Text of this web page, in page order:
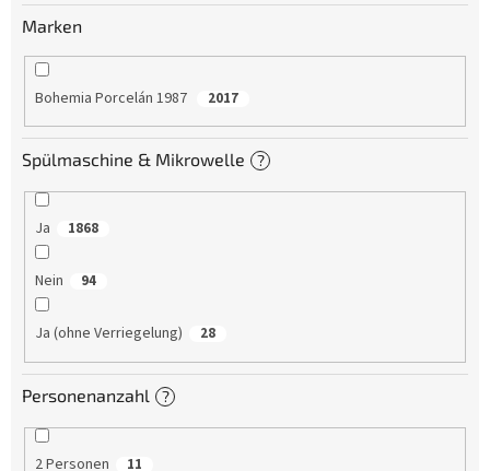
Marken
Bohemia Porcelán 1987 2017
Spülmaschine & Mikrowelle ?
Ja 1868
Nein 94
Ja (ohne Verriegelung) 28
Personenanzahl ?
2 Personen 11